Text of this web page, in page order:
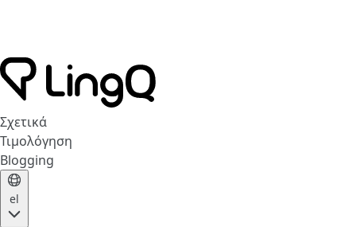
Σχετικά
Τιμολόγηση
Blogging
el